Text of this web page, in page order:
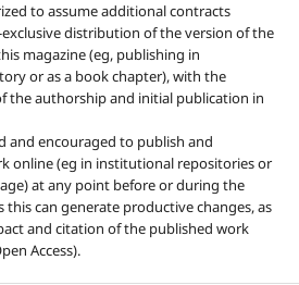
to assume additional contracts
distribution of the version of the
magazine (eg, publishing in
or as a book chapter), with the
the authorship and initial publication in
and encouraged to publish and
online (eg in institutional repositories or
at any point before or during the
this can generate productive changes, as
and citation of the published work
Access).